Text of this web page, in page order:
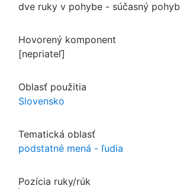
dve ruky v pohybe - súčasný pohyb
Hovorený komponent
[nepriateľ]
Oblasť použitia
Slovensko
Tematická oblasť
podstatné mená - ľudia
Pozícia ruky/rúk